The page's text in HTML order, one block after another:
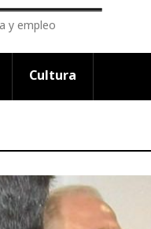
y empleo
Cultura